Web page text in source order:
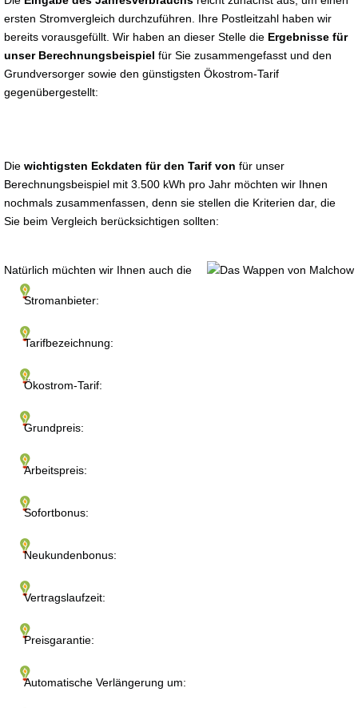
ersten Stromvergleich durchzuführen. Ihre Postleitzahl haben wir
bereits vorausgefüllt. Wir haben an dieser Stelle die Ergebnisse für
unser Berechnungsbeispiel für Sie zusammengefasst und den
Grundversorger sowie den günstigsten Ökostrom-Tarif
gegenübergestellt:
Die wichtigsten Eckdaten für den Tarif von für unser
Berechnungsbeispiel mit 3.500 kWh pro Jahr möchten wir Ihnen
nochmals zusammenfassen, denn sie stellen die Kriterien dar, die
Sie beim Vergleich berücksichtigen sollten:
Stromanbieter:
Tarifbezeichnung:
Ökostrom-Tarif:
Grundpreis:
Arbeitspreis:
Sofortbonus:
Neukundenbonus:
Vertragslaufzeit:
Preisgarantie:
Automatische Verlängerung um:
Natürlich müchten wir Ihnen auch die